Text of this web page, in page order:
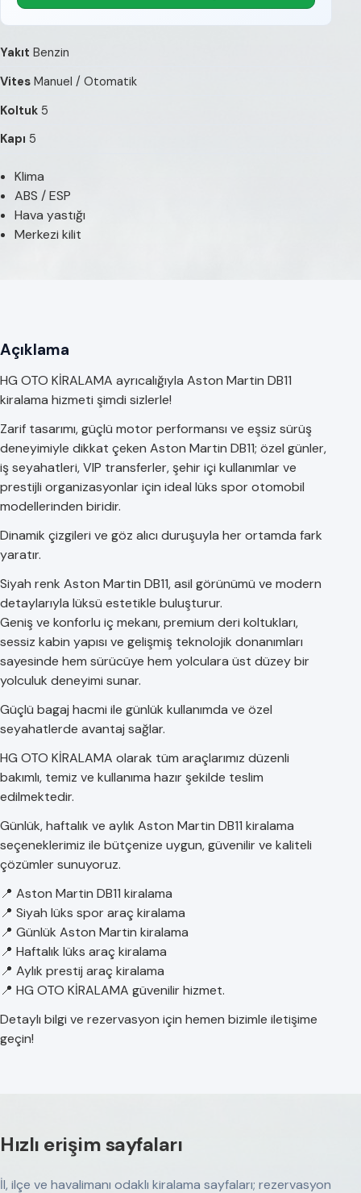
Yakıt Benzin
Vites Manuel / Otomatik
Koltuk 5
Kapı 5
Klima
ABS / ESP
Hava yastığı
Merkezi kilit
Açıklama
HG OTO KİRALAMA ayrıcalığıyla Aston Martin DB11
kiralama hizmeti şimdi sizlerle!
Zarif tasarımı, güçlü motor performansı ve eşsiz sürüş
deneyimiyle dikkat çeken Aston Martin DB11; özel günler,
iş seyahatleri, VIP transferler, şehir içi kullanımlar ve
prestijli organizasyonlar için ideal lüks spor otomobil
modellerinden biridir.
Dinamik çizgileri ve göz alıcı duruşuyla her ortamda fark
yaratır.
Siyah renk Aston Martin DB11, asil görünümü ve modern
detaylarıyla lüksü estetikle buluşturur.
Geniş ve konforlu iç mekanı, premium deri koltukları,
sessiz kabin yapısı ve gelişmiş teknolojik donanımları
sayesinde hem sürücüye hem yolculara üst düzey bir
yolculuk deneyimi sunar.
Güçlü bagaj hacmi ile günlük kullanımda ve özel
seyahatlerde avantaj sağlar.
HG OTO KİRALAMA olarak tüm araçlarımız düzenli
bakımlı, temiz ve kullanıma hazır şekilde teslim
edilmektedir.
Günlük, haftalık ve aylık Aston Martin DB11 kiralama
seçeneklerimiz ile bütçenize uygun, güvenilir ve kaliteli
çözümler sunuyoruz.
📍 Aston Martin DB11 kiralama
📍 Siyah lüks spor araç kiralama
📍 Günlük Aston Martin kiralama
📍 Haftalık lüks araç kiralama
📍 Aylık prestij araç kiralama
📍 HG OTO KİRALAMA güvenilir hizmet.
Detaylı bilgi ve rezervasyon için hemen bizimle iletişime
geçin!
Hızlı erişim sayfaları
İl, ilçe ve havalimanı odaklı kiralama sayfaları; rezervasyon